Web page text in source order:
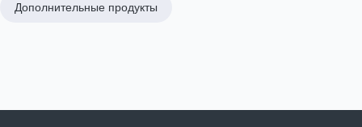
Дополнительные продукты
обработку